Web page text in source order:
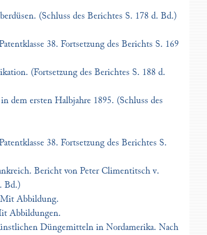
(Schluss des Berichtes S. 178 d. Bd.)
38. Fortsetzung des Berichts S. 169
(Fortsetzung des Berichtes S. 188 d.
dem ersten Halbjahre 1895. (Schluss des
38. Fortsetzung des Berichtes S.
Bericht von Peter Climentitsch v.
Bd.)
Mit Abbildung.
Abbildungen.
Düngemitteln in Nordamerika. Nach